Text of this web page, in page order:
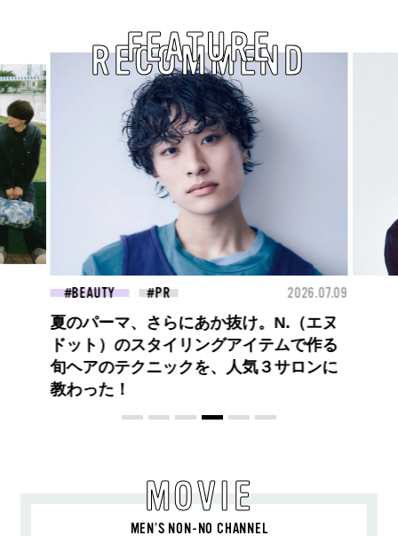
RECOMMEND
FEATURE
FASHION 2026.07.09
【PRADA × NI-KI(ENHYPEN)】時をかけ
る、ニューモード
MOVIE
MEN’S NON-NO CHANNEL